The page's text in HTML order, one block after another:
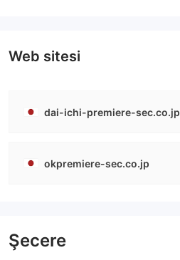
Web sitesi
dai-ichi-premiere-sec.co.jp
okpremiere-sec.co.jp
Şecere